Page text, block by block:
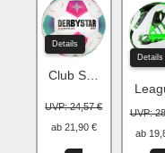
Details
Club S-Light, 290g
UVP: 24,57 €
ab 21,90 €
Details
UVP:
ab